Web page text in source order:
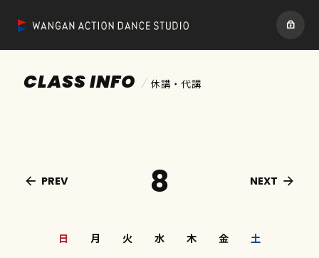
休講・代講
CLASS INFO
PREV 8 NEXT
日 月 火 水 木 金 土